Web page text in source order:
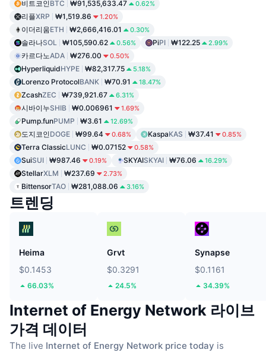
비트코인BTC ₩91,535,633.47 0.62%
리플XRP ₩1,519.86 1.20%
이더리움ETH ₩2,666,416.01 0.30%
솔라나SOL ₩105,590.62 0.56% PiPI ₩122.25 2.99%
카르다노ADA ₩276.00 0.50%
HyperliquidHYPE ₩82,317.75 5.18%
Lorenzo ProtocolBANK ₩70.91 18.47%
ZcashZEC ₩739,921.67 6.31%
시바이누SHIB ₩0.006961 1.69%
Pump.funPUMP ₩3.61 12.69%
도지코인DOGE ₩99.64 0.68% KaspaKAS ₩37.41 0.85%
Terra ClassicLUNC ₩0.07152 0.58%
SuiSUI ₩987.46 0.19% SKYAISKYAI ₩76.06 16.29%
StellarXLM ₩237.69 2.73%
BittensorTAO ₩281,088.06 3.16%
트렌딩
Heima
$0.1453
66.03%
Grvt
$0.3291
24.5%
Synapse
$0.1161
34.39%
Internet of Energy Network 라이브
가격 데이터
The live Internet of Energy Network price today is